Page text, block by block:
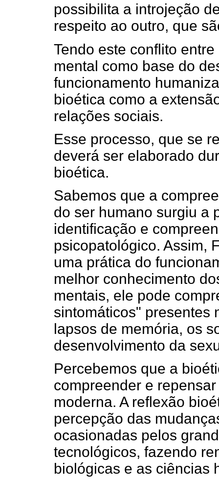
possibilita a introjeção
respeito ao outro, que
Tendo este conflito
mental como base do
funcionamento
bioética como a
relações sociais.
Esse processo, que se
deverá ser elaborado
bioética.
Sabemos que a
do ser humano surgiu a
identificação e
psicopatológico. Assim,
uma prática do
melhor conhecimento
mentais, ele pode
sintomáticos" presentes
lapsos de memória, os
desenvolvimento da
Percebemos que a
compreender e
moderna. A reflexão
percepção das
ocasionadas pelos
tecnológicos, fazendo
biológicas e as ciências